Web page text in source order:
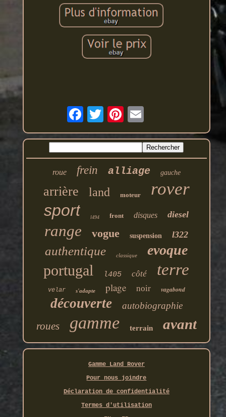
roue frein alliage gauche
arrière land moteur rover
sport l494 front disques diesel
range vogue suspension l322
authentique classique evoque
portugal l405 côté terre
velar s'adapte plage noir vagabond
découverte autobiographie
roues gamme terrain avant
Gamme Land Rover
Pour nous joindre
Déclaration de confidentialité
Termes d'utilisation